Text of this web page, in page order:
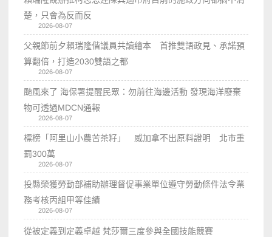
楚，只會為反而反
2026-08-07
父親節前夕賴瑞隆偕議員共讀繪本 首推雙語政見、承諾預
算翻倍，打造2030雙語之都
2026-08-07
颱風來了 海保署提醒民眾：勿前往海邊活動 發現海洋廢棄
物可透過MDCN通報
2026-08-07
標榜「阿里山小農苦茶籽」 威加拿不出原料證明 北市重
罰300萬
2026-08-07
投縣榮獲勞動部補助辦理督促事業單位遵守勞動條件法令業
務考核丙組甲等佳績
2026-08-07
從被定義到定義卓越 梵莎爾三度參與全國技能競賽